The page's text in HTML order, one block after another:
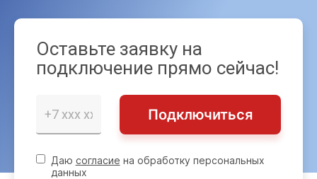
Оставьте заявку на
подключение прямо сейчас!
Подключиться
Даю согласие на обработку персональных
данных